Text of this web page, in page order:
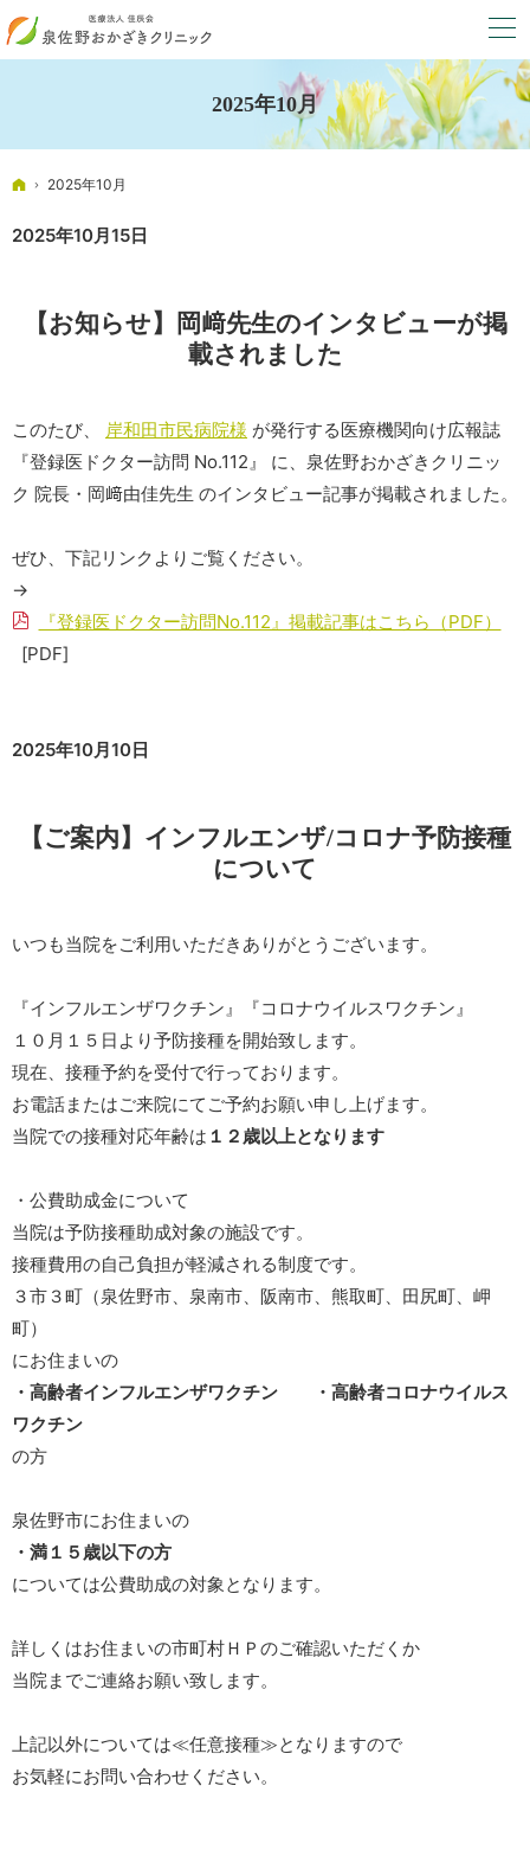
2025年10月
ホーム
2025年10月
2025年10月15日
【お知らせ】岡﨑先生のインタビューが掲
載されました
このたび、 岸和田市民病院様 が発行する医療機関向け広報誌
『登録医ドクター訪問 No.112』 に、泉佐野おかざきクリニッ
ク 院長・岡﨑由佳先生 のインタビュー記事が掲載されました。
ぜひ、下記リンクよりご覧ください。
→
『登録医ドクター訪問No.112』掲載記事はこちら（PDF）
[PDF]
2025年10月10日
【ご案内】インフルエンザ/コロナ予防接種
について
いつも当院をご利用いただきありがとうございます。
『インフルエンザワクチン』『コロナウイルスワクチン』
１０月１５日より予防接種を開始致します。
現在、接種予約を受付で行っております。
お電話またはご来院にてご予約お願い申し上げます。
当院での接種対応年齢は １２歳以上となります
・公費助成金について
当院は予防接種助成対象の施設です。
接種費用の自己負担が軽減される制度です。
３市３町（泉佐野市、泉南市、阪南市、熊取町、田尻町、岬
町）
にお住まいの
・高齢者インフルエンザワクチン
・高齢者コロナウイルス
ワクチン
の方
泉佐野市にお住まいの
・満１５歳以下の方
については公費助成の対象となります。
詳しくはお住まいの市町村ＨＰのご確認いただくか
当院までご連絡お願い致します。
上記以外については≪任意接種≫となりますので
お気軽にお問い合わせください。